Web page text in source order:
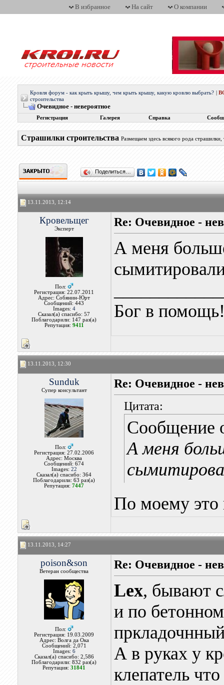
В избранное На сайт О компании
Кровля форум - как крыть крышу, чем крыть крышу, какую кровлю выбрать?
строительства
Очевидное - невероятное
Регистрация Галерея Справка
Страшилки строительства Размещаем здесь всякого рода
Поделиться…
13.11.2013, 12:14
Кровельщег
Эксперт
Пол:
Регистрация: 22.07.2011
Адрес: Собянин-Юрт
Сообщений: 443
Images: 4
Сказал(а) спасибо: 57
Поблагодарили: 147 раз(а)
Репутация: 9411
Re: Очевидное -
А меня
Бог в
13.11.2013, 12:30
Sunduk
Супер консультант
Пол:
Регистрация: 27.02.2006
Адрес: Москва
Сообщений: 674
Images: 22
Сказал(а) спасибо: 364
Поблагодарили: 63 раз(а)
Репутация:7447
Re: Очевидное -
Цитата:
Сообщение
А меня
По моему это
13.11.2013, 14:27
poison&son
Ветеран сообщества
Пол:
Регистрация: 19.03.2009
Адрес: Волга да Ока
Сообщений: 2,071
Images: 6
Сказал(а) спасибо: 2,586
Поблагодарили: 832 раз(а)
Репутация:31841
Re: Очевидное -
Lex, бывают
и по
А в руках у
клепатель